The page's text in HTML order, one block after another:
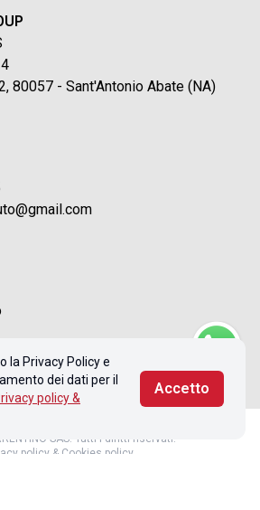
80057 - Sant'Antonio Abate (NA)
la Privacy Policy e
dei dati per il
policy &
Accetto
SAS. Tutti i diritti riservati.
policy & Cookies policy